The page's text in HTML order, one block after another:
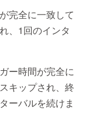
完全に一致して
、1回のインタ
ー時間が完全に
キップされ、終
ーバルを続けま